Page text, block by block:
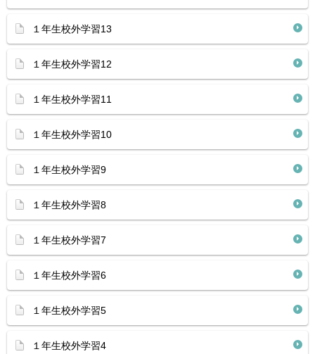
１年生校外学習13
１年生校外学習12
１年生校外学習11
１年生校外学習10
１年生校外学習9
１年生校外学習8
１年生校外学習7
１年生校外学習6
１年生校外学習5
１年生校外学習4